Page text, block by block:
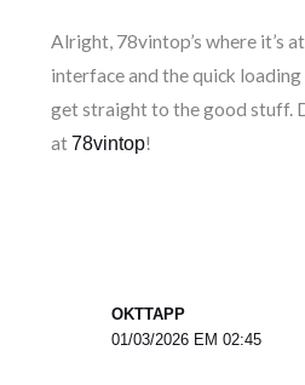
Alright, 78vintop’s where it’s
interface and the quick
get straight to the good stuff.
at78vintop!
OKTTAPP
01/03/2026 EM 02:45